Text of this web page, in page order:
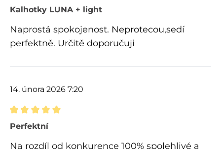
Recenze s hodnocením 5 z 5 hvězd
Kalhotky LUNA + light
Naprostá spokojenost. Neprotecou,sedí
perfektně. Určitě doporučuji
14. února 2026 7:20
Recenze s hodnocením 5 z 5 hvězd
Perfektní
Na rozdíl od konkurence 100% spolehlivé a